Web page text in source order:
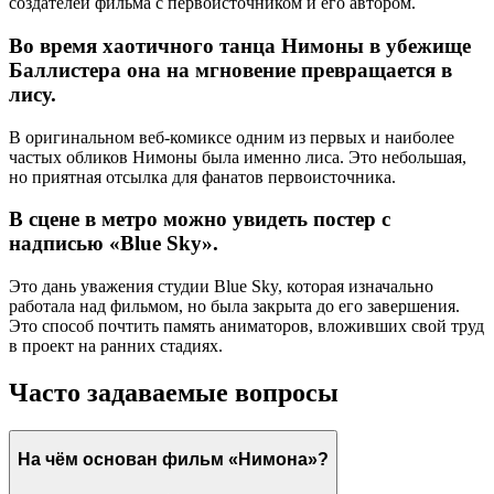
Во время хаотичного танца Нимоны в убежище
Баллистера она на мгновение превращается в
лису.
В оригинальном веб-комиксе одним из первых и наиболее
частых обликов Нимоны была именно лиса. Это небольшая,
но приятная отсылка для фанатов первоисточника.
В сцене в метро можно увидеть постер с
надписью «Blue Sky».
Это дань уважения студии Blue Sky, которая изначально
работала над фильмом, но была закрыта до его завершения.
Это способ почтить память аниматоров, вложивших свой труд
в проект на ранних стадиях.
Часто задаваемые вопросы
На чём основан фильм «Нимона»?